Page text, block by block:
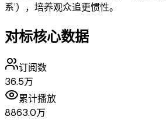
系’），培养观众追更惯性。
对标核心数据
订阅数
36.5万
累计播放
8863.0万